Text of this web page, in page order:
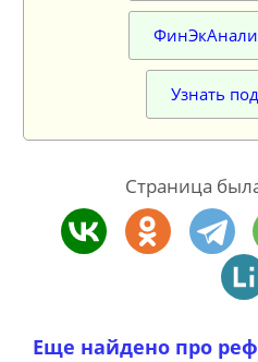
Узнать
Страница
Еще найдено про